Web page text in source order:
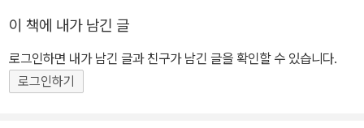
이유 챗GPT가 얼마나 간단하고, 우리 생활과 업무에 큰 도움을 주는
지 알아봅니다. 1장 챗GPT 시작 전에 꼭 알아야 하는 다섯 가지 챗G
PT를 본격적으로 사용하기 전에 가입부터 화면 구성, 첫 대화, 모바
이 책에 내가 남긴 글
로그인하면 내가 남긴 글과 친구가 남긴 글을 확인할 수 있습니다.
로그인하기